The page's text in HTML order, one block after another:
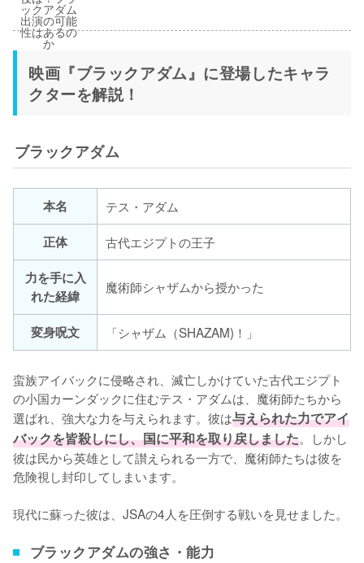
映画『ブラックアダム』に登場したキャラ
クターを解説！
ブラックアダム
本名
テス・アダム
正体
古代エジプトの王子
力を手に入
れた経緯
魔術師シャザムから授かった
変身呪文 「シャザム（SHAZAM)！」
蛮族アイバックに侵略され、滅亡しかけていた古代エジプト
の小国カーンダックに住むテス・アダムは、魔術師たちから
選ばれ、強大な力を与えられます。彼は与えられた力でアイ
バックを皆殺しにし、国に平和を取り戻しました。しかし
彼は民から英雄として讃えられる一方で、魔術師たちは彼を
危険視し封印してしまいます。
現代に蘇った彼は、JSAの4人を圧倒する戦いを見せました。
ブラックアダムの強さ・能力